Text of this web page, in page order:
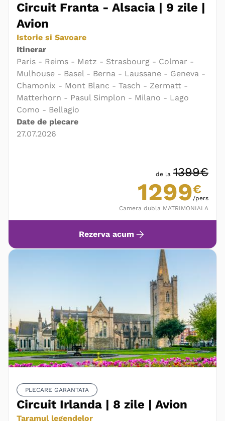
Circuit Franta - Alsacia | 9 zile |
Avion
Istorie si Savoare
Itinerar
Paris - Reims - Metz - Strasbourg - Colmar -
Mulhouse - Basel - Berna - Laussane - Geneva -
Chamonix - Mont Blanc - Tasch - Zermatt -
Matterhorn - Pasul Simplon - Milano - Lago
Como - Bellagio
Date de plecare
27.07.2026
de la 1399€
1299€
/pers
Camera dubla MATRIMONIALA
Rezerva acum
PLECARE GARANTATA
Circuit Irlanda | 8 zile | Avion
Taramul legendelor